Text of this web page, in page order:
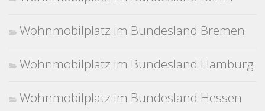
Wohnmobilplatz im Bundesland Bremen
Wohnmobilplatz im Bundesland Hamburg
Wohnmobilplatz im Bundesland Hessen